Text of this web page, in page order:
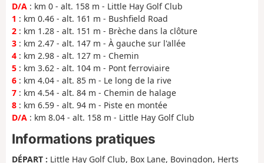
D/A : km 0 - alt. 158 m - Little Hay Golf Club
1 : km 0.46 - alt. 161 m - Bushfield Road
2 : km 1.28 - alt. 151 m - Brèche dans la clôture
3 : km 2.47 - alt. 147 m - À gauche sur l'allée
4 : km 2.98 - alt. 127 m - Chemin
5 : km 3.62 - alt. 104 m - Pont ferroviaire
6 : km 4.04 - alt. 85 m - Le long de la rive
7 : km 4.54 - alt. 84 m - Chemin de halage
8 : km 6.59 - alt. 94 m - Piste en montée
D/A : km 8.04 - alt. 158 m - Little Hay Golf Club
Informations pratiques
DÉPART : Little Hay Golf Club, Box Lane, Bovingdon, Herts